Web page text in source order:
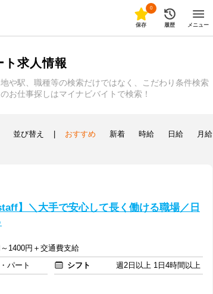
0
保存 履歴 メニュー
ト求人情報
や駅、職種等の検索だけではなく、こだわり条件検索
お仕事探しはマイナビバイトで検索！
並び替え おすすめ 新着 時給 日給 月給
】＼大手で安心して長く働ける職場／日
1400円＋交通費支給
パート シフト
週2日以上 1日4時間以上